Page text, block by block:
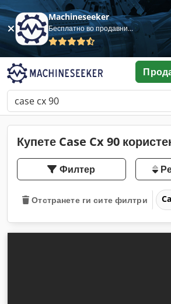
Machineseeker
Бесплатно во продавница
Купете Case Cx 90
Филтер
Отстранете ги сите филтри